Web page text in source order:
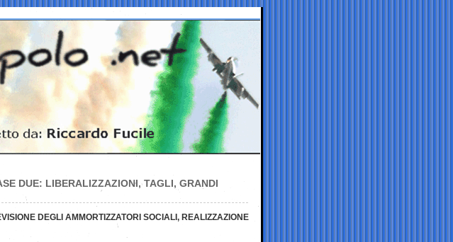
DUE: LIBERALIZZAZIONI, TAGLI, GRANDI
DEGLI AMMORTIZZATORI SOCIALI, REALIZZAZIONE